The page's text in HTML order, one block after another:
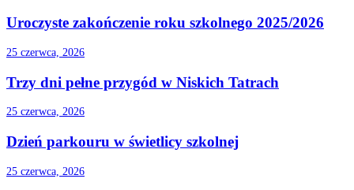
Uroczyste zakończenie roku szkolnego 2025/2026
25 czerwca, 2026
Trzy dni pełne przygód w Niskich Tatrach
25 czerwca, 2026
Dzień parkouru w świetlicy szkolnej
25 czerwca, 2026